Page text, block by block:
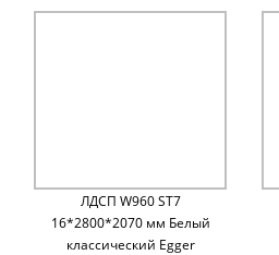
ЛДСП W960 ST7
16*2800*2070 мм Белый
классический Egger